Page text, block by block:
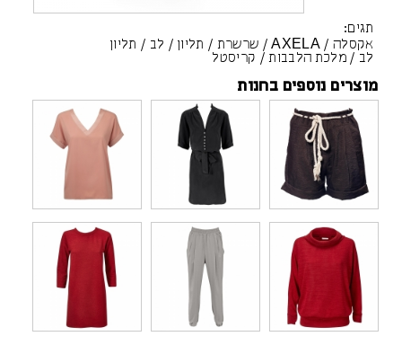
תגים:
אקסלה /
AXELA
/ שרשרת / תליון / לב / תליון
לב /מלכת הלבבות/ קריסטל
מוצרים נוספים בחנות